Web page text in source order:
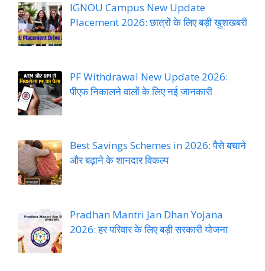
IGNOU Campus New Update
Placement 2026: छात्रों के लिए बड़ी खुशखबरी
PF Withdrawal New Update 2026:
पीएफ निकालने वालों के लिए नई जानकारी
Best Savings Schemes in 2026: पैसे बचाने
और बढ़ाने के शानदार विकल्प
Pradhan Mantri Jan Dhan Yojana
2026: हर परिवार के लिए बड़ी सरकारी योजना